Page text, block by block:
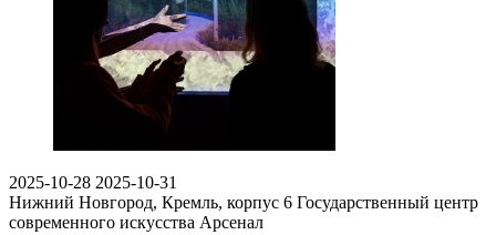
2025-10-28 2025-10-31
Нижний Новгород, Кремль, корпус 6 Государственный центр
современного искусства Арсенал